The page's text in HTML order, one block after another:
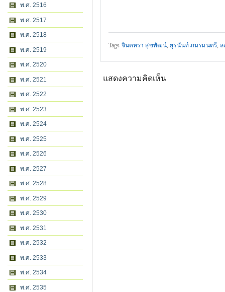
พ.ศ. 2516
พ.ศ. 2517
พ.ศ. 2518
พ.ศ. 2519
พ.ศ. 2520
พ.ศ. 2521
พ.ศ. 2522
พ.ศ. 2523
พ.ศ. 2524
พ.ศ. 2525
พ.ศ. 2526
พ.ศ. 2527
พ.ศ. 2528
พ.ศ. 2529
พ.ศ. 2530
พ.ศ. 2531
พ.ศ. 2532
พ.ศ. 2533
พ.ศ. 2534
พ.ศ. 2535
Tags จินตหรา สุขพัฒน์, ยุรนันท์ ภมรมนตรี, ล
แสดงความคิดเห็น